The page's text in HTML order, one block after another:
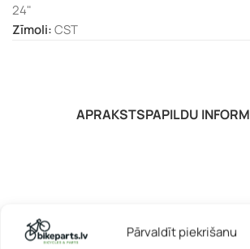
Pārvaldīt piekrišanu
24"
Zīmoli:CST
APRAKSTSPAPILDU